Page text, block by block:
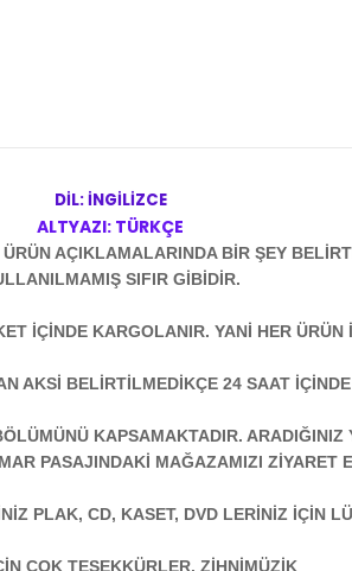
DİL: İNGİLİZCE
ALTYAZI: TÜRKÇE
AÇIKLAMALARINDA BİR ŞEY
SIFIR GİBİDİR.
İÇİNDE KARGOLANIR. YANİ HER
AKSİ BELİRTİLMEDİKÇE 24 SAAT
KAPSAMAKTADIR.
PASAJINDAKİ MAĞAZAMIZI ZİYARET
PLAK, CD, KASET, DVD LERİNİZ İÇİN
ÇOK TEŞEKKÜRLER. ZİHNİMÜZİK